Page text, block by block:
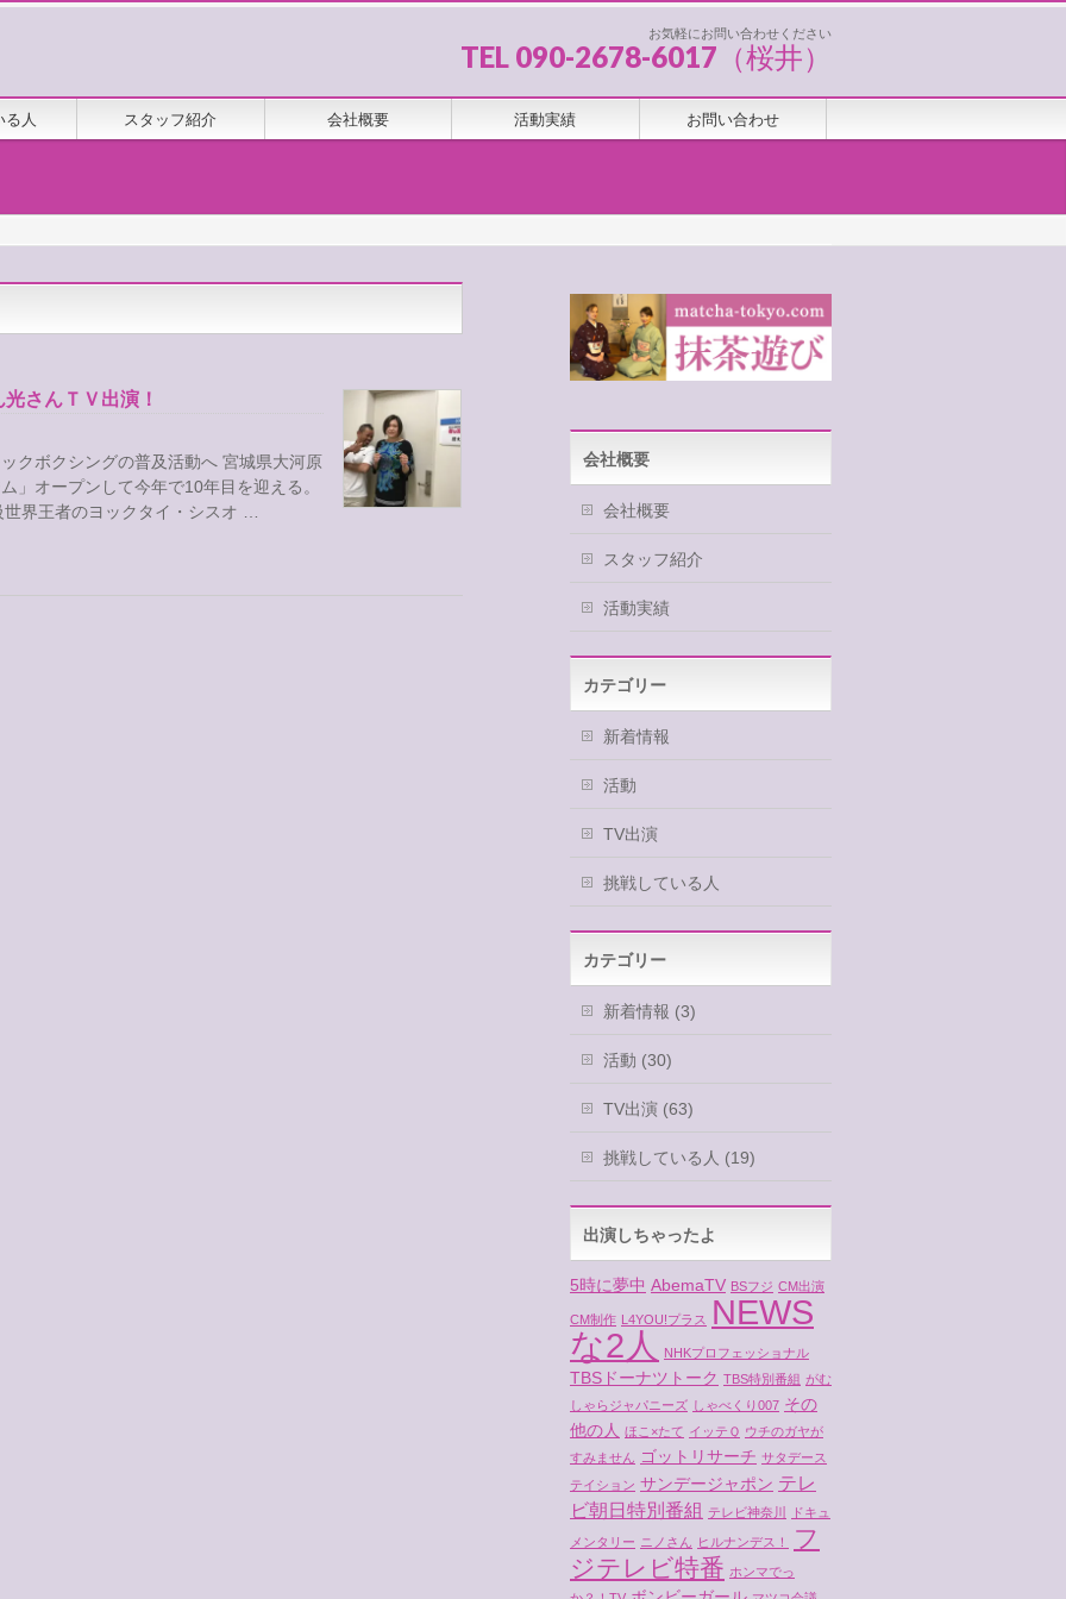
お気軽にお問い合わせください
TEL 090-2678-6017（桜井）
る人 スタッフ紹介 会社概要 活動実績 お問い合わせ
さんＴＶ出演！
クボクシングの普及活動へ 宮城県大河原
」オープンして今年で10年目を迎える。
界王者のヨックタイ・シスオ …
会社概要
会社概要
スタッフ紹介
活動実績
カテゴリー
新着情報
活動
TV出演
挑戦している人
カテゴリー
新着情報 (3)
活動 (30)
TV出演 (63)
挑戦している人 (19)
出演しちゃったよ
5時に夢中 AbemaTV BSフジ CM出演
CM制作 L4YOU!プラス
NEWS
な2人
NHKプロフェッショナル
TBSドーナツトーク TBS特別番組 がむ
しゃらジャパニーズ しゃべくり007 その
他の人 ほこ×たて イッテＱ ウチのガヤが
すみません ゴットリサーチ サタデース
テイション サンデージャポン テレ
ビ朝日特別番組 テレビ神奈川 ドキュ
メンタリー ニノさん ヒルナンデス！
フ
ジテレビ特番 ホンマでっ